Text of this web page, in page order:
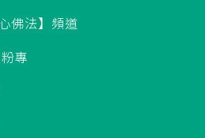
佛法】頻道
專